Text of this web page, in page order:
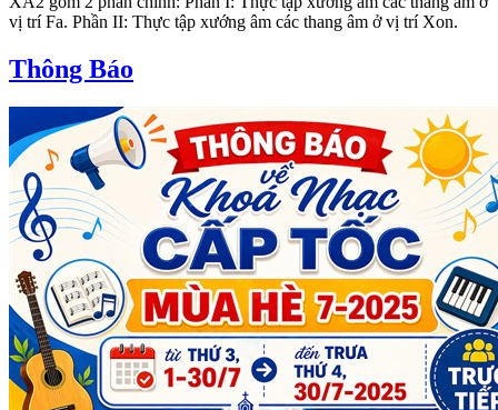
vị trí Fa. Phần II: Thực tập xướng âm các thang âm ở vị trí Xon.
Thông Báo